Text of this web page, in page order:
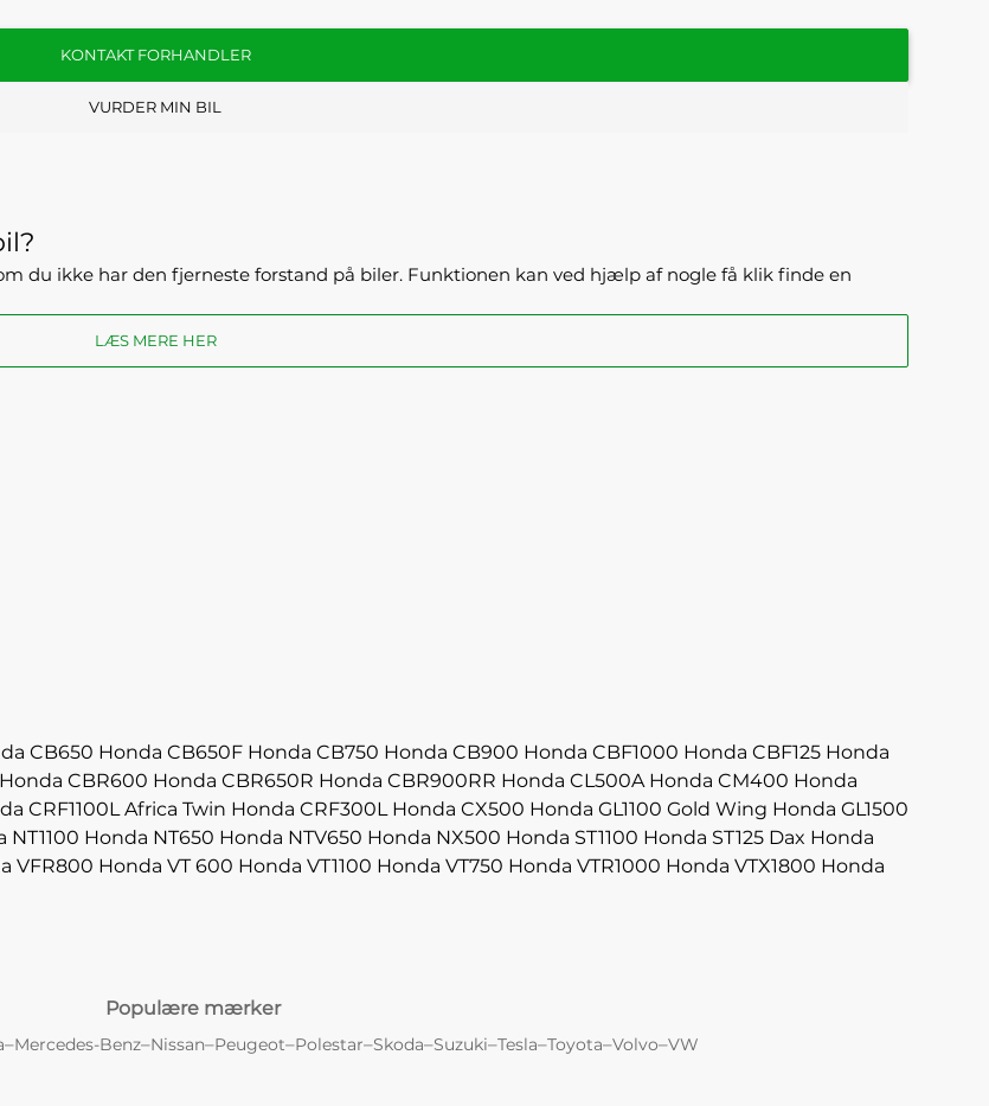
KONTAKT FORHANDLER
VURDER MIN BIL
du ikke har den fjerneste forstand på biler. Funktionen kan ved hjælp af nogle få klik finde en
LÆS MERE HER
CB650 Honda CB650F Honda CB750 Honda CB900 Honda CBF1000 Honda CBF125 Honda
Honda CBR600 Honda CBR650R Honda CBR900RR Honda CL500A Honda CM400 Honda
CRF1100L Africa Twin Honda CRF300L Honda CX500 Honda GL1100 Gold Wing Honda GL1500
NT1100 Honda NT650 Honda NTV650 Honda NX500 Honda ST1100 Honda ST125 Dax Honda
VFR800 Honda VT 600 Honda VT1100 Honda VT750 Honda VTR1000 Honda VTX1800 Honda
Populære mærker
–Mercedes-Benz–Nissan–Peugeot–Polestar–Skoda–Suzuki–Tesla–Toyota–Volvo–VW